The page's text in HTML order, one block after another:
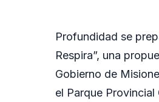
Profundidad se
Respira”, una
Gobierno de
el Parque